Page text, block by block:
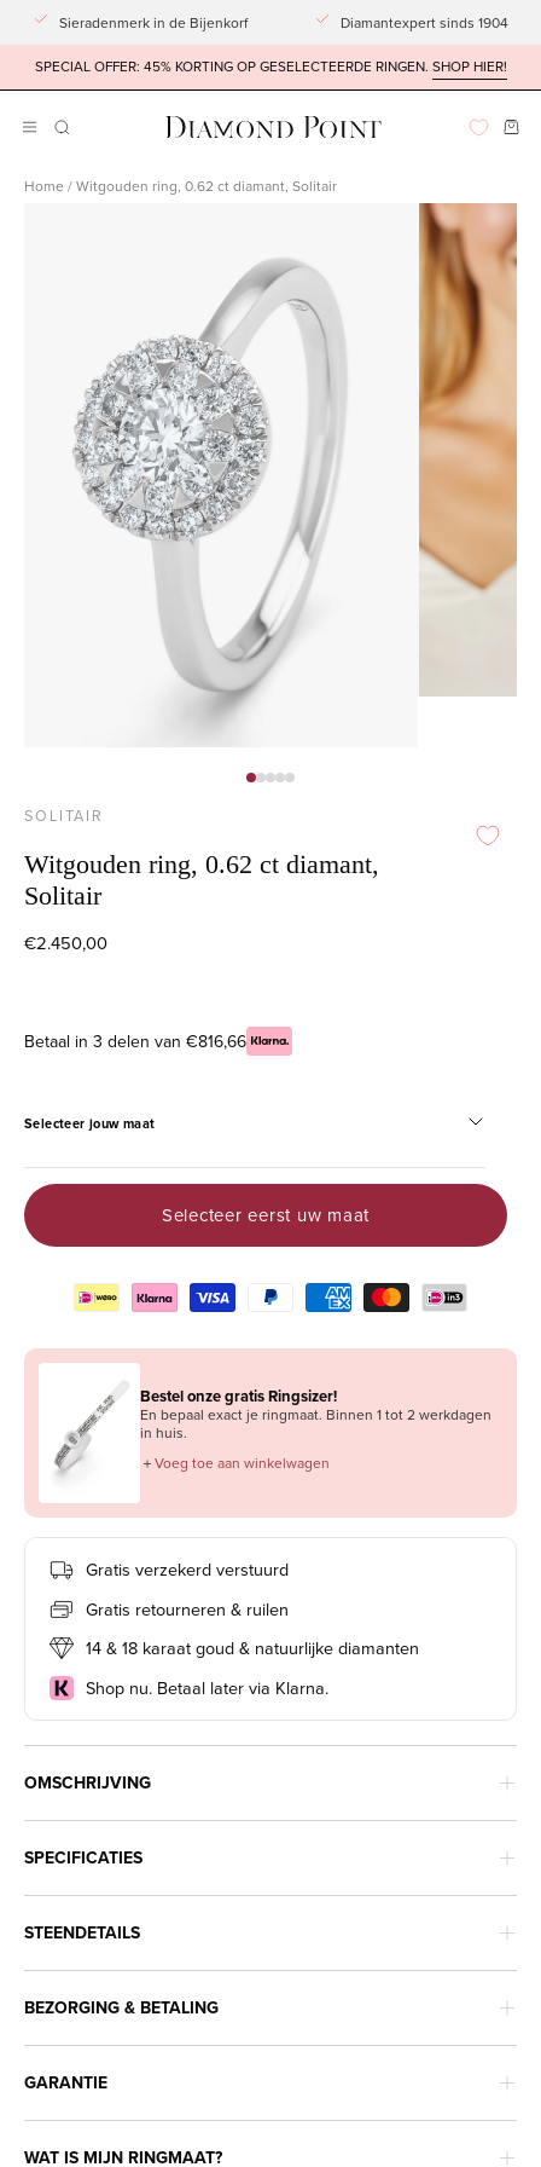
Doorgaan
naar
artikel
Sieradenmerk in de Bijenkorf Diamantexpert sinds 1904
SPECIAL OFFER: 45% KORTING OP GESELECTEERDE RINGEN. SHOP HIER!
Navigatiemenu
ZOEKBALK
Home /Witgouden ring, 0.62 ct diamant, Solitair
openen
SOLITAIR
Witgouden ring, 0.62 ct diamant,
Solitair
€2.450,00
Betaal in 3 delen van €816,66
Selecteer jouw maat
Selecteer eerst uw maat
Bestel onze gratis Ringsizer!
En bepaal exact je ringmaat. Binnen 1 tot 2 werkdagen
in huis.
＋Voeg toe aan winkelwagen
Gratis verzekerd verstuurd
Gratis retourneren & ruilen
14 & 18 karaat goud & natuurlijke diamanten
Shop nu. Betaal later via Klarna.
OMSCHRIJVING
SPECIFICATIES
STEENDETAILS
BEZORGING & BETALING
GARANTIE
WAT IS MIJN RINGMAAT?